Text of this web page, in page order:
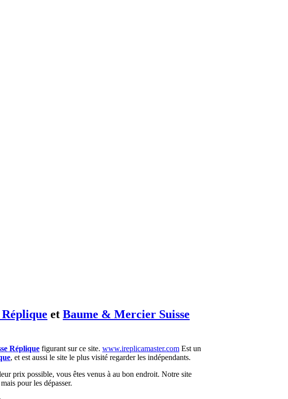
et Baume & Mercier Suisse
Réplique figurant sur ce site. www.ireplicamaster.com Est un
, et est aussi le site le plus visité regarder les indépendants.
prix possible, vous êtes venus à au bon endroit. Notre site
pour les dépasser.